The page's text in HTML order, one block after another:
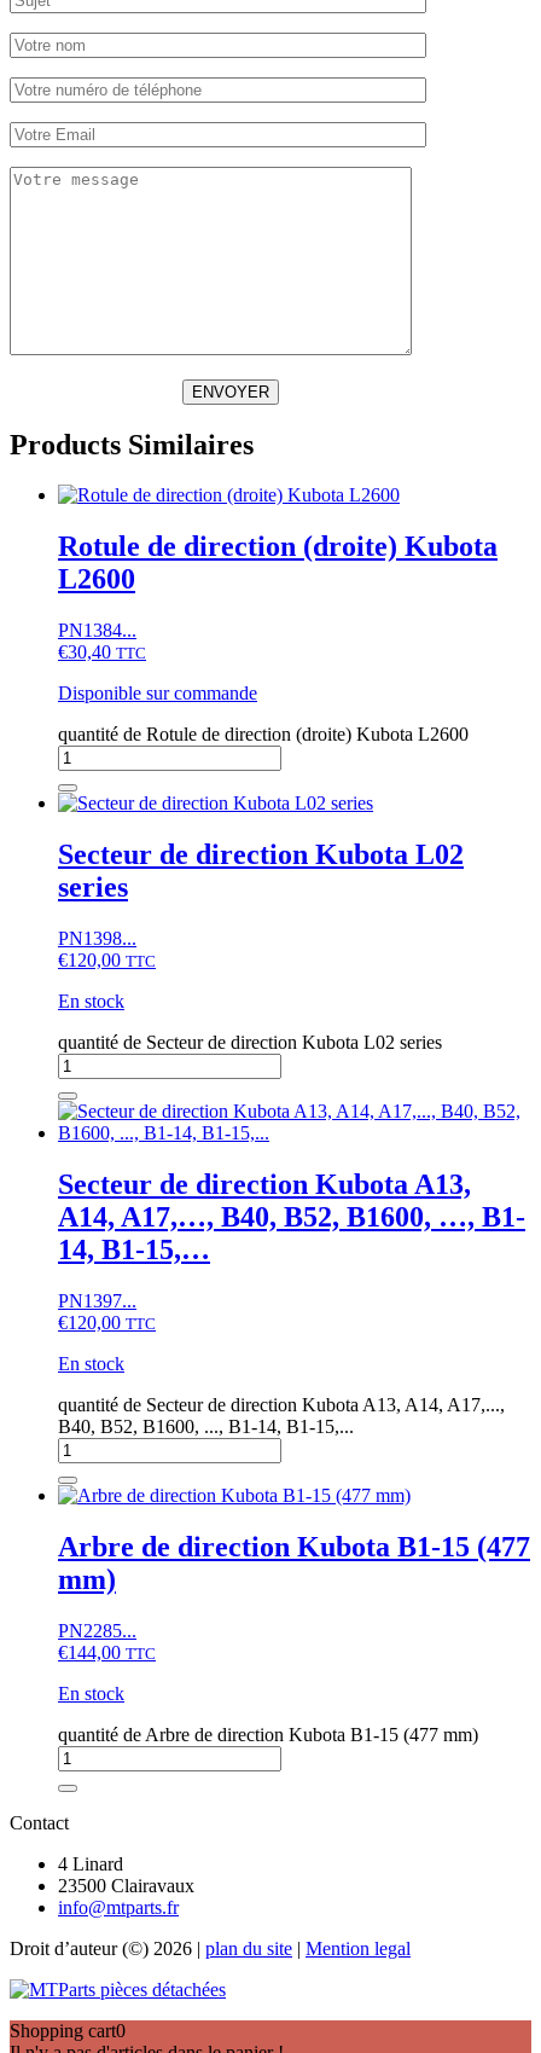
ENVOYER
Products Similaires
Rotule de direction (droite) Kubota
L2600
PN1384...
€30,40 TTC
Disponible sur commande
quantité de Rotule de direction (droite) Kubota L2600
Secteur de direction Kubota L02
series
PN1398...
€120,00 TTC
En stock
quantité de Secteur de direction Kubota L02 series
Secteur de direction Kubota A13,
A14, A17,…, B40, B52, B1600, …, B1-
14, B1-15,…
PN1397...
€120,00 TTC
En stock
quantité de Secteur de direction Kubota A13, A14, A17,...,
B40, B52, B1600, ..., B1-14, B1-15,...
Arbre de direction Kubota B1-15 (477
mm)
PN2285...
€144,00 TTC
En stock
quantité de Arbre de direction Kubota B1-15 (477 mm)
Contact
4 Linard
23500 Clairavaux
info@mtparts.fr
Droit d’auteur (©) 2026 | plan du site | Mention legal
Shopping cart0